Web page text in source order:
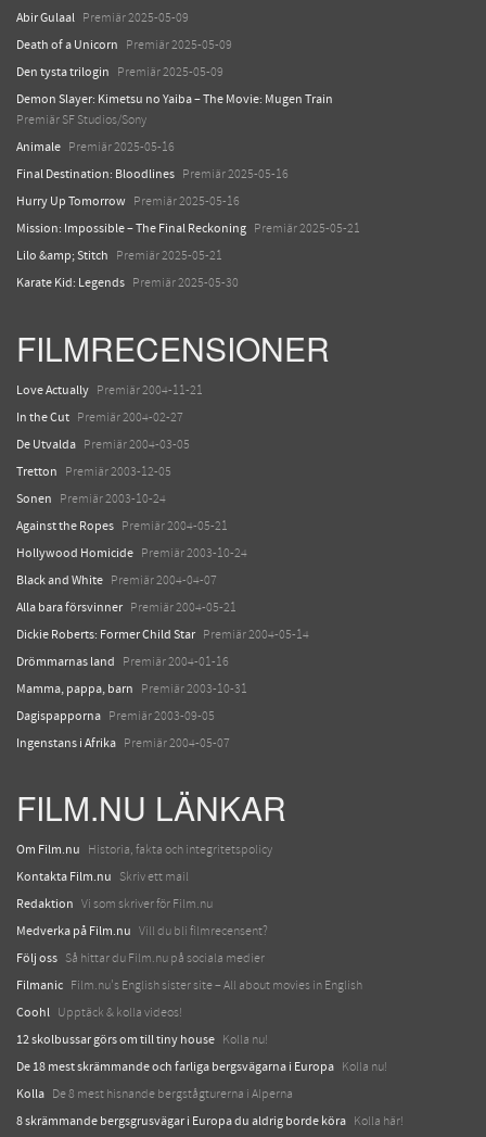
Abir Gulaal Premiär 2025-05-09
Death of a Unicorn Premiär 2025-05-09
Den tysta trilogin Premiär 2025-05-09
Demon Slayer: Kimetsu no Yaiba – The Movie: Mugen Train
Premiär SF Studios/Sony
Animale Premiär 2025-05-16
Final Destination: Bloodlines Premiär 2025-05-16
Hurry Up Tomorrow Premiär 2025-05-16
Mission: Impossible – The Final Reckoning Premiär 2025-05-21
Lilo &amp; Stitch Premiär 2025-05-21
Karate Kid: Legends Premiär 2025-05-30
FILMRECENSIONER
Love Actually Premiär 2004-11-21
In the Cut Premiär 2004-02-27
De Utvalda Premiär 2004-03-05
Tretton Premiär 2003-12-05
Sonen Premiär 2003-10-24
Against the Ropes Premiär 2004-05-21
Hollywood Homicide Premiär 2003-10-24
Black and White Premiär 2004-04-07
Alla bara försvinner Premiär 2004-05-21
Dickie Roberts: Former Child Star Premiär 2004-05-14
Drömmarnas land Premiär 2004-01-16
Mamma, pappa, barn Premiär 2003-10-31
Dagispapporna Premiär 2003-09-05
Ingenstans i Afrika Premiär 2004-05-07
FILM.NU LÄNKAR
Om Film.nu Historia, fakta och integritetspolicy
Kontakta Film.nu Skriv ett mail
Redaktion Vi som skriver för Film.nu
Medverka på Film.nu Vill du bli filmrecensent?
Följ oss Så hittar du Film.nu på sociala medier
Filmanic Film.nu's English sister site – All about movies in English
Coohl Upptäck & kolla videos!
12 skolbussar görs om till tiny house Kolla nu!
De 18 mest skrämmande och farliga bergsvägarna i Europa Kolla nu!
Kolla De 8 mest hisnande bergstågturerna i Alperna
8 skrämmande bergsgrusvägar i Europa du aldrig borde köra Kolla här!